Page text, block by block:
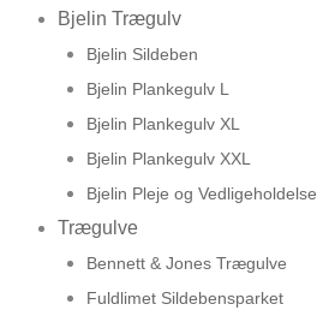
Bjelin Trægulv
Bjelin Sildeben
Bjelin Plankegulv L
Bjelin Plankegulv XL
Bjelin Plankegulv XXL
Bjelin Pleje og Vedligeholdelse
Trægulve
Bennett & Jones Trægulve
Fuldlimet Sildebensparket